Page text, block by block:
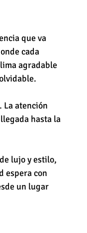
que va
cada
agradable
La atención
hasta la
lujo y estilo,
espera con
un lugar